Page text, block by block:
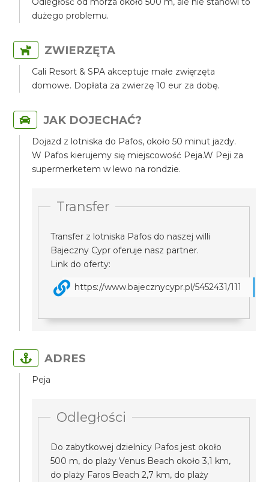
dużego problemu.
ZWIERZĘTA
Cali Resort & SPA akceptuje małe zwięrzęta
domowe. Dopłata za zwierzę 10 eur za dobę.
JAK DOJECHAĆ?
Dojazd z lotniska do Pafos, około 50 minut jazdy.
W Pafos kierujemy się miejscowość Peja.W Peji za
supermerketem w lewo na rondzie.
Transfer
Transfer z lotniska Pafos do naszej willi
Bajeczny Cypr oferuje nasz partner.
Link do oferty:
https://www.bajecznycypr.pl/5452431/111
ADRES
Peja
Odległości
Do zabytkowej dzielnicy Pafos jest około
500 m, do plaży Venus Beach około 3,1 km,
do plaży Faros Beach 2,7 km, do plaży